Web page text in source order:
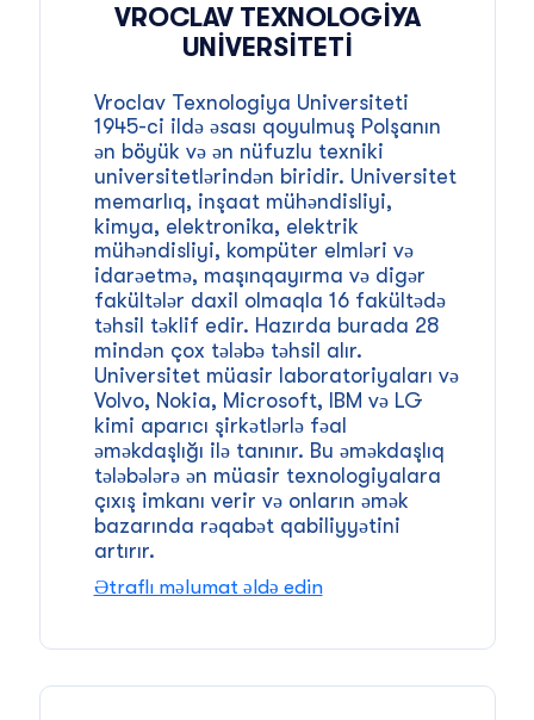
VROCLAV TEXNOLOGIYA
UNIVERSITETI
Vroclav Texnologiya Universiteti
1945-ci ildə əsası qoyulmuş Polşanın
ən böyük və ən nüfuzlu texniki
universitetlərindən biridir. Universitet
memarlıq, inşaat mühəndisliyi,
kimya, elektronika, elektrik
mühəndisliyi, kompüter elmləri və
idarəetmə, maşınqayırma və digər
fakültələr daxil olmaqla 16 fakültədə
təhsil təklif edir. Hazırda burada 28
mindən çox tələbə təhsil alır.
Universitet müasir laboratoriyaları və
Volvo, Nokia, Microsoft, IBM və LG
kimi aparıcı şirkətlərlə fəal
əməkdaşlığı ilə tanınır. Bu əməkdaşlıq
tələbələrə ən müasir texnologiyalara
çıxış imkanı verir və onların əmək
bazarında rəqabət qabiliyyətini
artırır.
Ətraflı məlumat əldə edin